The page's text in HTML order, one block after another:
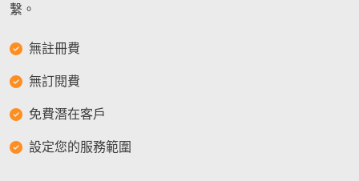
繫。
無註冊費
無訂閱費
免費潛在客戶
設定您的服務範圍